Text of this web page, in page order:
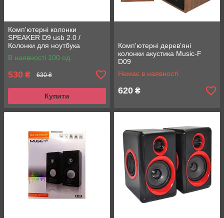
Комп'ютерні колонки
SPEAKER D9 usb 2.0 /
Колонки для ноутбука
В наявності 100 од.
530 ₴ 630 ₴
Купити
Комп'ютерні дерев'яні
колонки акустика Music-F
D09
Немає в наявності
620 ₴